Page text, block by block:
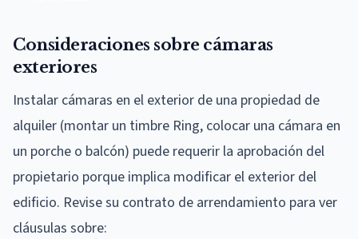
Consideraciones sobre cámaras
exteriores
Instalar cámaras en el exterior de una propiedad de
alquiler (montar un timbre Ring, colocar una cámara en
un porche o balcón) puede requerir la aprobación del
propietario porque implica modificar el exterior del
edificio. Revise su contrato de arrendamiento para ver
cláusulas sobre: